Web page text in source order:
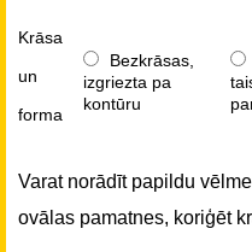
Krāsa
un
forma
Bezkrāsas,
izgriezta pa
kontūru
Varat norādīt papildu
ovālas pamatnes, koriģēt